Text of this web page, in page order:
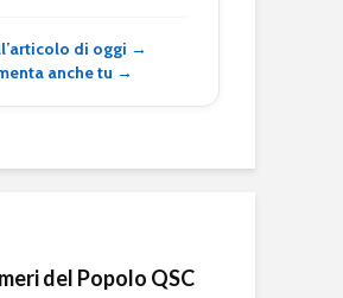
di oggi →
anche tu →
del Popolo QSC